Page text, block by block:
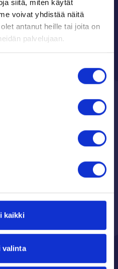
siitä, miten käytät
voivat yhdistää näitä
antanut heille tai joita on
palvelujaan.
kaikki
valinta
info!
Yleiset kysymykset
Varainhankinta
Varainhankinta
Varainhankintaa-
Ota yhteyttä